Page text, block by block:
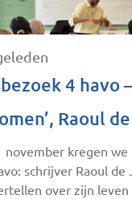
4 havo
Raoul
november kregen
schrijver Raoul de
over zijn